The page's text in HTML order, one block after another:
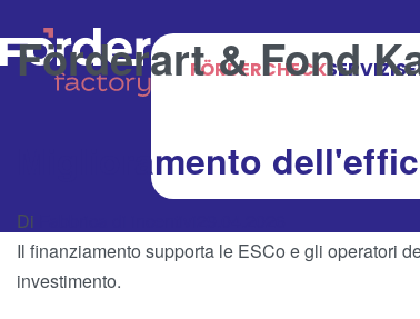
FÖRDERCHECKSERVIZI
Förderart & Fond
Miglioramento
Di
Il finanziamento supporta le ESCo e gli operatori
investimento.